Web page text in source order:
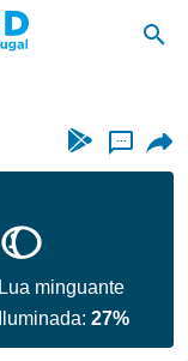
...
Lua minguante
Iluminada:27%